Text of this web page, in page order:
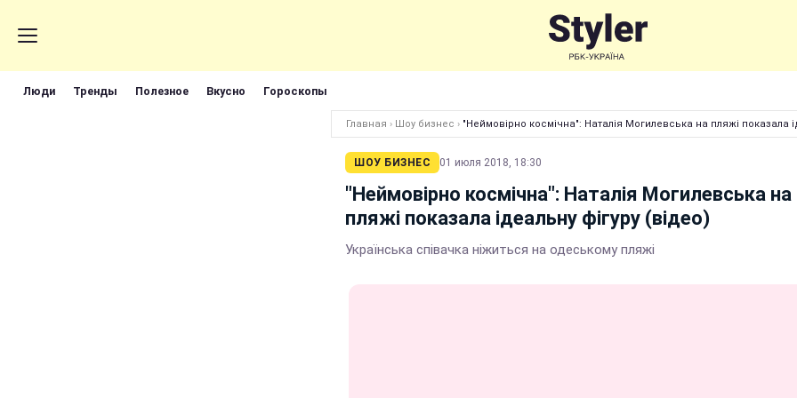
Люди Тренды Полезное Вкусно Гороскопы
Главная › Шоу бизнес › "Неймовірно космічна": Наталія Могилевська на пляжі показала
ШОУ БИЗНЕС 01 июля 2018, 18:30
"Неймовірно космічна": Наталія Могилевська на
пляжі показала ідеальну фігуру (відео)
Українська співачка ніжиться на одеському пляжі